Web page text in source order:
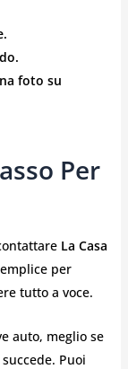
foto su
Per
La Casa
per
tutto a voce.
auto, meglio se
Puoi